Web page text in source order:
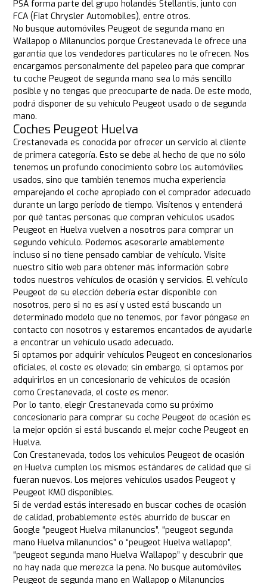
PSA forma parte del grupo holandés Stellantis, junto con
FCA (Fiat Chrysler Automobiles), entre otros.
No busque automóviles Peugeot de segunda mano en
Wallapop o Milanuncios porque Crestanevada le ofrece una
garantía que los vendedores particulares no le ofrecen. Nos
encargamos personalmente del papeleo para que comprar
tu coche Peugeot de segunda mano sea lo más sencillo
posible y no tengas que preocuparte de nada. De este modo,
podrá disponer de su vehículo Peugeot usado o de segunda
mano.
Coches Peugeot Huelva
Crestanevada es conocida por ofrecer un servicio al cliente
de primera categoría. Esto se debe al hecho de que no sólo
tenemos un profundo conocimiento sobre los automóviles
usados, sino que también tenemos mucha experiencia
emparejando el coche apropiado con el comprador adecuado
durante un largo período de tiempo. Visítenos y entenderá
por qué tantas personas que compran vehículos usados
Peugeot en Huelva vuelven a nosotros para comprar un
segundo vehículo. Podemos asesorarle amablemente
incluso si no tiene pensado cambiar de vehículo. Visite
nuestro sitio web para obtener más información sobre
todos nuestros vehículos de ocasión y servicios. El vehículo
Peugeot de su elección debería estar disponible con
nosotros, pero si no es así y usted está buscando un
determinado modelo que no tenemos, por favor póngase en
contacto con nosotros y estaremos encantados de ayudarle
a encontrar un vehículo usado adecuado.
Si optamos por adquirir vehículos Peugeot en concesionarios
oficiales, el coste es elevado; sin embargo, si optamos por
adquirirlos en un concesionario de vehículos de ocasión
como Crestanevada, el coste es menor.
Por lo tanto, elegir Crestanevada como su próximo
concesionario para comprar su coche Peugeot de ocasión es
la mejor opción si está buscando el mejor coche Peugeot en
Huelva.
Con Crestanevada, todos los vehículos Peugeot de ocasión
en Huelva cumplen los mismos estándares de calidad que si
fueran nuevos. Los mejores vehículos usados Peugeot y
Peugeot KM0 disponibles.
Si de verdad estás interesado en buscar coches de ocasión
de calidad, probablemente estés aburrido de buscar en
Google “peugeot Huelva milanuncios”, “peugeot segunda
mano Huelva milanuncios” o “peugeot Huelva wallapop”,
“peugeot segunda mano Huelva Wallapop” y descubrir que
no hay nada que merezca la pena. No busque automóviles
Peugeot de segunda mano en Wallapop o Milanuncios